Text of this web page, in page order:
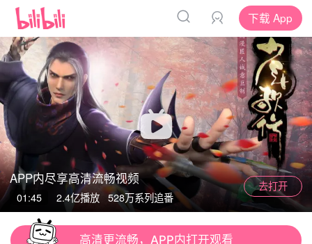
下载 App
清晰度
App App
APP内尽享高清流畅视频
01:45 2.4亿播放 528万系列追番
去打开
高清更流畅，APP内打开观看